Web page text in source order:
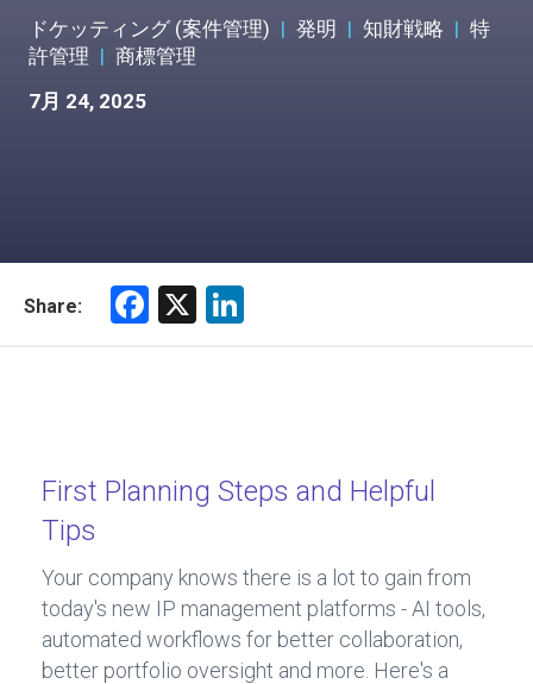
ドケッティング (案件管理) | 発明 | 知財戦略 | 特
許管理 | 商標管理
7月 24, 2025
Share:
F
ok
X
First Planning Steps and Helpful
Tips
Your company knows there is a lot to gain from
today's new IP management platforms - AI tools,
automated workflows for better collaboration,
better portfolio oversight and more. Here's a